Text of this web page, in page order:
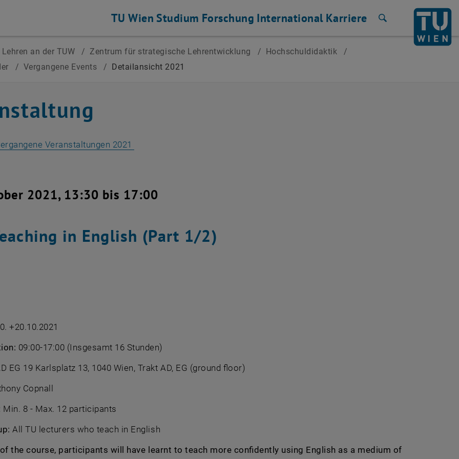
TU Wien Studium Forschung International Karriere
Lehren an der TUW / Zentrum für strategische Lehrentwicklung / Hochschuldidaktik
/
/ Vergangene Events / Detailansicht 2021
Veranstaltungen 2021
2021, 13:30 bis 17:00
in English (Part 1/2)
+20.10.2021
09:00-17:00 (Insgesamt 16 Stunden)
EG 19 Karlsplatz 13, 1040 Wien, Trakt AD, EG (ground floor)
Copnall
Min. 8 - Max. 12 participants
All TU lecturers who teach in English
the course, participants will have learnt to teach more confidently using English as a medium of